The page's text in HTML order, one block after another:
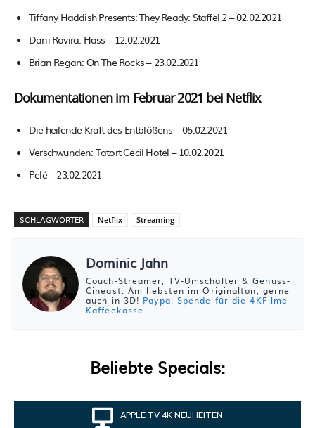
Tiffany Haddish Presents: They Ready: Staffel 2 – 02.02.2021
Dani Rovira: Hass – 12.02.2021
Brian Regan: On The Rocks – 23.02.2021
Dokumentationen im Februar 2021 bei Netflix
Die heilende Kraft des Entblößens – 05.02.2021
Verschwunden: Tatort Cecil Hotel – 10.02.2021
Pelé – 23.02.2021
SCHLAGWÖRTER Netflix Streaming
Dominic Jahn
Couch-Streamer, TV-Umschalter & Genuss-
Cineast. Am liebsten im Originalton, gerne
auch in 3D! Paypal-Spende für die 4KFilme-
Kaffeekasse
Beliebte Specials:
APPLE TV 4K NEUHEITEN